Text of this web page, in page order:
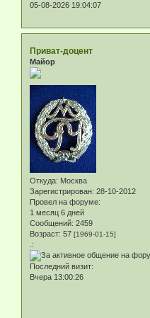
05-08-2026 19:04:07
Приват-доцент
Майор
Откуда: Москва
Зарегистрирован: 28-10-2012
Провел на форуме:
1 месяц 6 дней
Сообщений: 2459
Возраст: 57 [1969-01-15]
.:
Последний визит:
Вчера 13:00:26